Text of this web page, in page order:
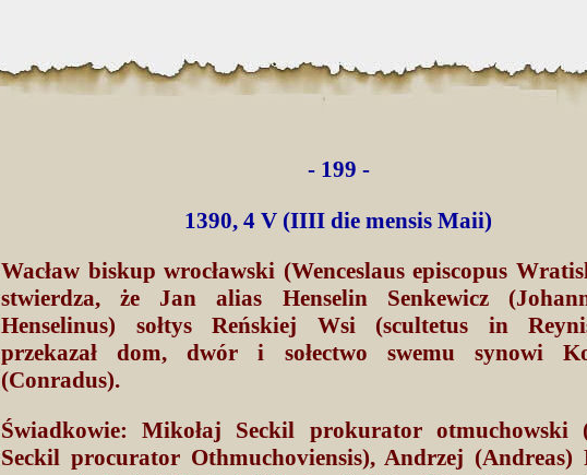
- 199 -
1390, 4 V (IIII die mensis Maii)
Wacław biskup wrocławski (Wenceslaus episcopus
stwierdza, że Jan alias Henselin Senkewicz
Henselinus) sołtys Reńskiej Wsi (scultetus in
przekazał dom, dwór i sołectwo swemu synowi
(Conradus).
Świadkowie: Mikołaj Seckil prokurator otmuchowski
Seckil procurator Othmuchoviensis), Andrzej (Andreas)